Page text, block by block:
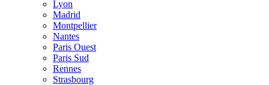
Lyon
Madrid
Montpellier
Nantes
Paris Ouest
Paris Sud
Rennes
Strasbourg